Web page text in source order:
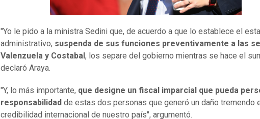
"Yo le pido a la ministra Sedini que, de acuerdo a que lo establece el
administrativo, suspenda de sus funciones preventivamente a las
Valenzuela y Costabal , los separe del gobierno mientras se hace el
declaró Araya.
"Y, lo más importante, que designe un fiscal imparcial que pueda
responsabilidad de estas dos personas que generó un daño tremendo
credibilidad internacional de nuestro país", argumentó.